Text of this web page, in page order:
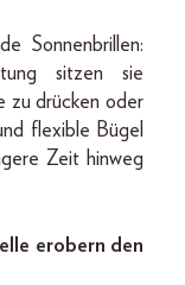
Sonnenbrillen:
sitzen sie
zu drücken oder
flexible Bügel
Zeit hinweg
erobern den